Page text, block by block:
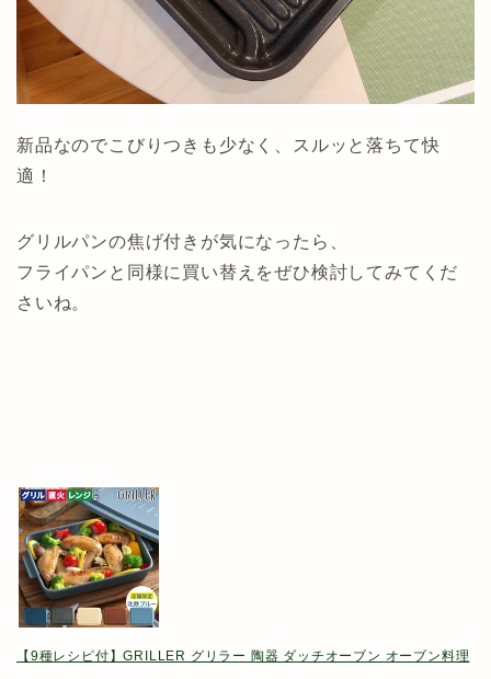
新品なのでこびりつきも少なく、スルッと落ちて快
適！
グリルパンの焦げ付きが気になったら、
フライパンと同様に買い替えをぜひ検討してみてくだ
さいね。
【9種レシピ付】GRILLER グリラー 陶器 ダッチオーブン オーブン料理